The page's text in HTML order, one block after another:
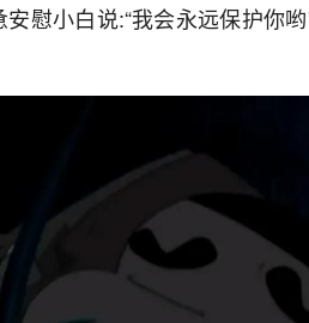
慰小白说:“我会永远保护你